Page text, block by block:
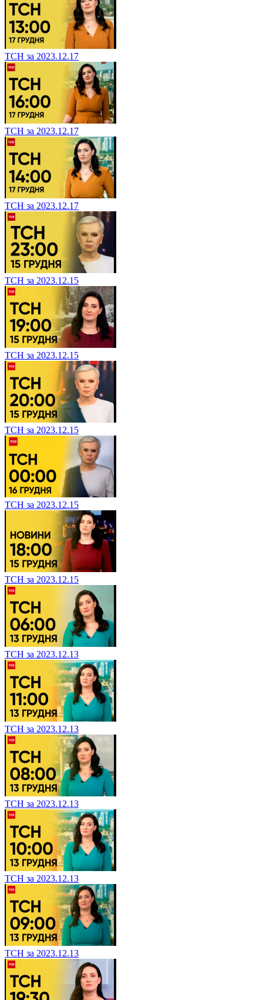
ТСН за 2023.12.17
ТСН за 2023.12.17
ТСН за 2023.12.17
ТСН за 2023.12.15
ТСН за 2023.12.15
ТСН за 2023.12.15
ТСН за 2023.12.15
ТСН за 2023.12.15
ТСН за 2023.12.13
ТСН за 2023.12.13
ТСН за 2023.12.13
ТСН за 2023.12.13
ТСН за 2023.12.13